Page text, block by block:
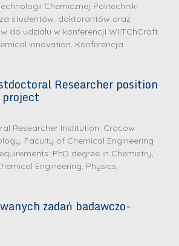
Chemicznej Politechniki
studentów, doktorantów oraz
do udziału w konferencji WIiTChCraft
Innovation. Konferencja
Researcher position
project
Researcher Institution: Cracow
Faculty of Chemical Engineering
PhD degree in Chemistry,
Engineering, Physics,
zadań badawczo-